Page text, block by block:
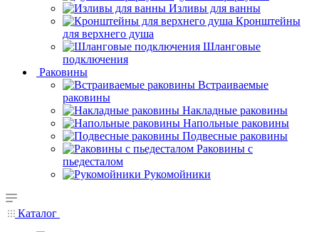
Изливы для ванны
Кронштейны
для верхнего душа
Шланговые
подключения
Раковины
Встраиваемые
раковины
Накладные раковины
Напольные раковины
Подвесные раковины
Раковины с
пьедесталом
Рукомойники
Каталог